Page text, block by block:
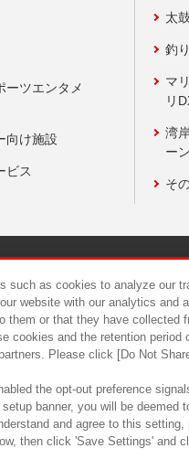
ーツエンタメ
向け施設
ビス
太
釣
マ
リ
湾
ー
そ
食品のご
such as cookies to analyze our
website with our analytics and
them or that they have
cookies and the retention
Please click [Do Not
the opt-out preference
banner, you will be
and agree to this
then click 'Save Settings' and